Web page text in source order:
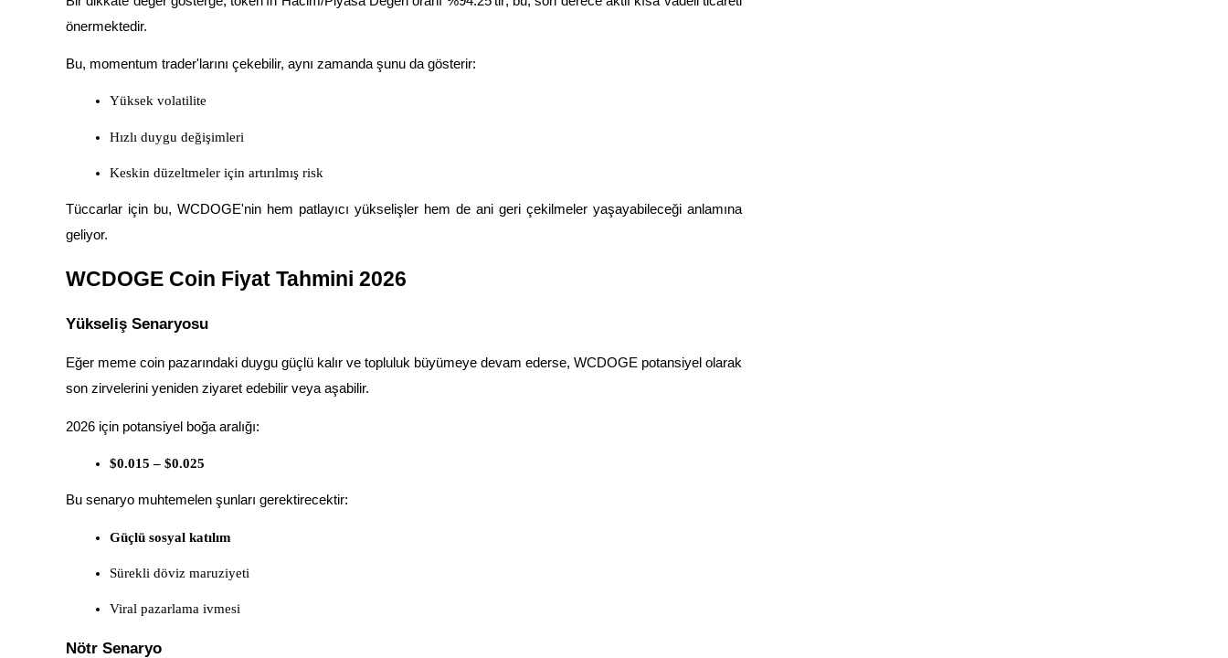
Power Piggy
önermektedir.
Bu, momentum trader'larını çekebilir, aynı zamanda şunu da gösterir:
Yüksek volatilite
Hızlı duygu değişimleri
Keskin düzeltmeler için artırılmış risk
Tüccarlar için bu, WCDOGE'nin hem patlayıcı yükselişler hem de ani geri çekilmeler yaşayabileceği anlamına
geliyor.
WCDOGE Coin Fiyat Tahmini 2026
Yükseliş Senaryosu
Eğer meme coin pazarındaki duygu güçlü kalır ve topluluk büyümeye devam ederse, WCDOGE potansiyel olarak
son zirvelerini yeniden ziyaret edebilir veya aşabilir.
2026 için potansiyel boğa aralığı:
$0.015 – $0.025
Bu senaryo muhtemelen şunları gerektirecektir:
Güçlü sosyal katılım
Sürekli döviz maruziyeti
Viral pazarlama ivmesi
Nötr Senaryo